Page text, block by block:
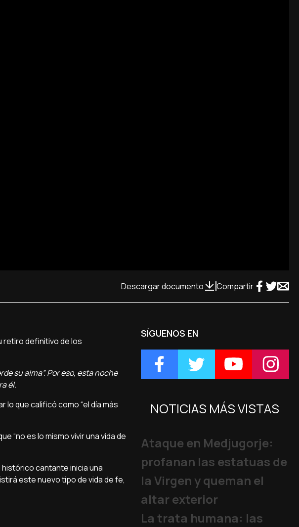
Descargar documento Compartir
retiro definitivo de los
su alma”. Por eso, esta noche
él.
lo que calificó como “el día más
“no es lo mismo vivir una vida de
cantante inicia una
este nuevo tipo de vida de fe,
SÍGUENOS EN
NOTICIAS MÁS VISTAS
Ataque en Medjugorje:
profanan las estatuas de
la Virgen y queman el
altar exterior
La trata humana: las